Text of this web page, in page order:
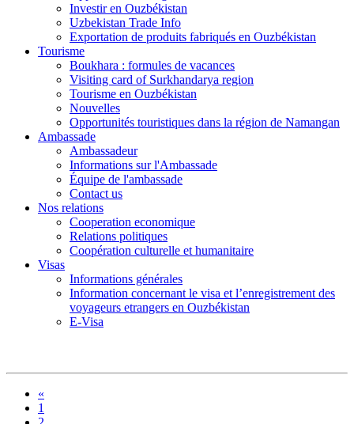
Investir en Ouzbékistan
Uzbekistan Trade Info
Exportation de produits fabriqués en Ouzbékistan
Tourisme
Boukhara : formules de vacances
Visiting card of Surkhandarya region
Tourisme en Ouzbékistan
Nouvelles
Opportunités touristiques dans la région de Namangan
Ambassade
Ambassadeur
Informations sur l'Ambassade
Équipe de l'ambassade
Contact us
Nos relations
Cooperation economique
Relations politiques
Coopération culturelle et humanitaire
Visas
Informations générales
Information concernant le visa et l’enregistrement des
voyageurs etrangers en Ouzbékistan
E-Visa
«
1